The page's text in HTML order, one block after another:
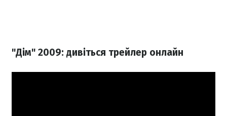
"Дім" 2009: дивіться трейлер онлайн